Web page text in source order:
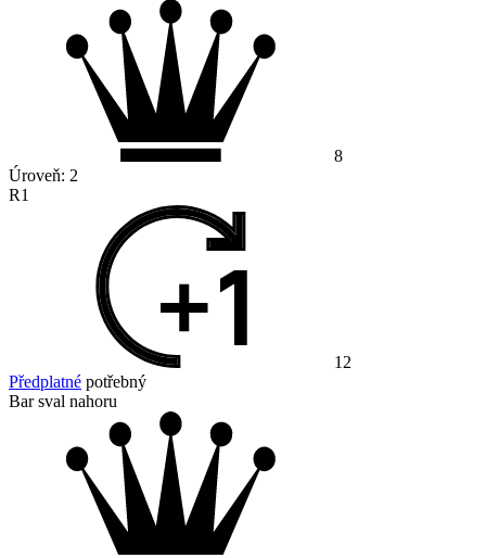
8
Úroveň: 2
R1
12
Předplatné potřebný
Bar sval nahoru